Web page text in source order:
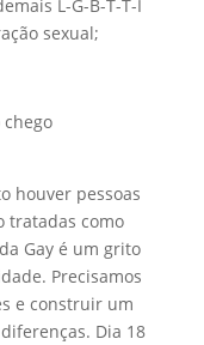
L-G-B-T-T-I
sexual;
chego
houver pessoas
tratadas como
Gay é um grito
Precisamos
e construir um
Dia 18